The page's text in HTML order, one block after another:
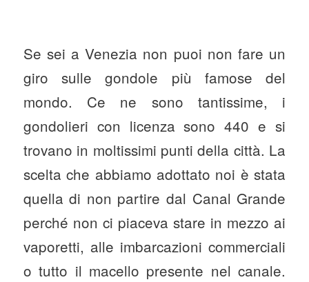
Se sei a Venezia non puoi non fare un
giro sulle gondole più famose del
mondo. Ce ne sono tantissime, i
gondolieri con licenza sono 440 e si
trovano in moltissimi punti della città. La
scelta che abbiamo adottato noi è stata
quella di non partire dal Canal Grande
perché non ci piaceva stare in mezzo ai
vaporetti, alle imbarcazioni commerciali
o tutto il macello presente nel canale.